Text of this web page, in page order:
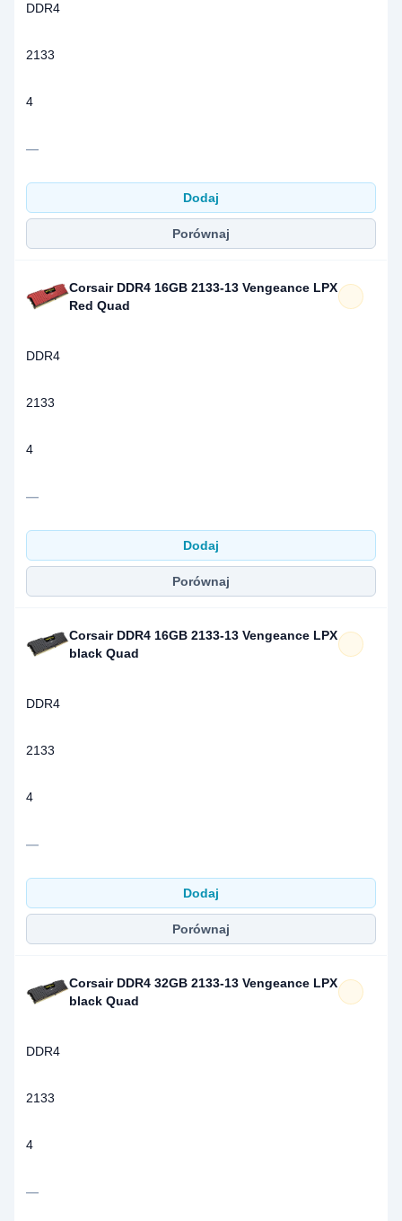
DDR4
2133
4
—
Dodaj
Porównaj
Corsair DDR4 16GB 2133-13 Vengeance LPX
Red Quad
DDR4
2133
4
—
Dodaj
Porównaj
Corsair DDR4 16GB 2133-13 Vengeance LPX
black Quad
DDR4
2133
4
—
Dodaj
Porównaj
Corsair DDR4 32GB 2133-13 Vengeance LPX
black Quad
DDR4
2133
4
—